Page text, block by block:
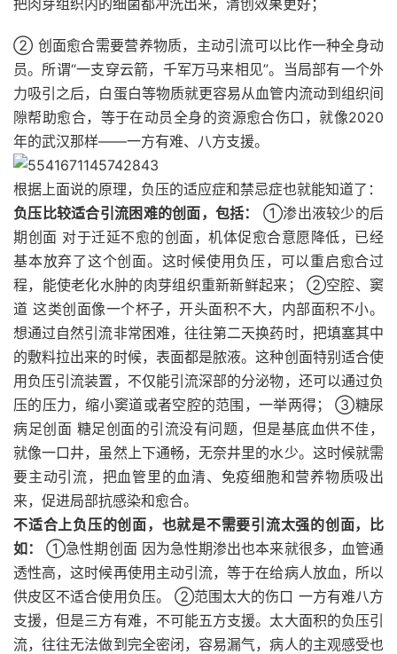
把肉芽组织内的细菌都冲洗出来，清创效果更好；
② 创面愈合需要营养物质，主动引流可以比作一种全身动
员。所谓“一支穿云箭，千军万马来相见”。当局部有一个外
力吸引之后，白蛋白等物质就更容易从血管内流动到组织间
隙帮助愈合，等于在动员全身的资源愈合伤口，就像2020
年的武汉那样——一方有难、八方支援。
根据上面说的原理，负压的适应症和禁忌症也就能知道了：
负压比较适合引流困难的创面，包括：
①渗出液较少的后
期创面 对于迁延不愈的创面，机体促愈合意愿降低，已经
基本放弃了这个创面。这时候使用负压，可以重启愈合过
程，能使老化水肿的肉芽组织重新新鲜起来； ②空腔、窦
道 这类创面像一个杯子，开头面积不大，内部面积不小。
想通过自然引流非常困难，往往第二天换药时，把填塞其中
的敷料拉出来的时候，表面都是脓液。这种创面特别适合使
用负压引流装置，不仅能引流深部的分泌物，还可以通过负
压的压力，缩小窦道或者空腔的范围，一举两得； ③糖尿
病足创面 糖足创面的引流没有问题，但是基底血供不佳，
就像一口井，虽然上下通畅，无奈井里的水少。这时候就需
要主动引流，把血管里的血清、免疫细胞和营养物质吸出
来，促进局部抗感染和愈合。
不适合上负压的创面，也就是不需要引流太强的创面，比
如：
①急性期创面 因为急性期渗出也本来就很多，血管通
透性高，这时候再使用主动引流，等于在给病人放血，所以
供皮区不适合使用负压。 ②范围太大的伤口 一方有难八方
支援，但是三方有难，不可能五方支援。太大面积的负压引
流，往往无法做到完全密闭，容易漏气，病人的主观感受也